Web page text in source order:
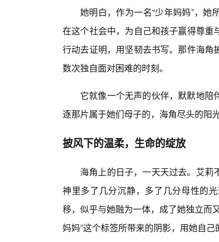
她明白，作为一名“少年妈妈”，
在这个社会中，为自己和孩子赢得尊
行动去证明，用坚韧去书写。那件海
数次独自面对困难的时刻。
它就像一个无声的伙伴，默默地
逐那片属于她们母子的，海角尽头的阳
披风下的温柔，生命的绽放
海角上的日子，一天天过去。艾
神里多了几分沉静，多了几分母性的
移，似乎与她融为一体，成了她独立而
妈妈”这个标签所带来的阴影，用她自